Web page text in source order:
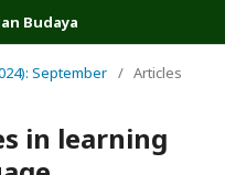
Budaya
September / Articles
in learning